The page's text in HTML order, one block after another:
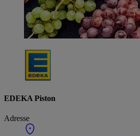
EDEKA Piston
Adresse